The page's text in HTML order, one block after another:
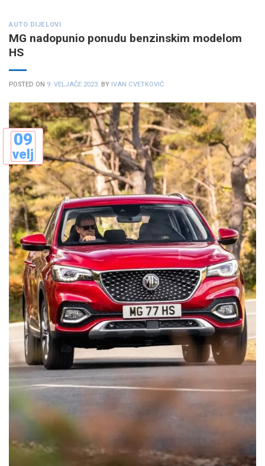
AUTO DIJELOVI
MG nadopunio ponudu benzinskim modelom
HS
POSTED ON 9. VELJAČE 2023. BY IVAN CVETKOVIĆ
09
velj